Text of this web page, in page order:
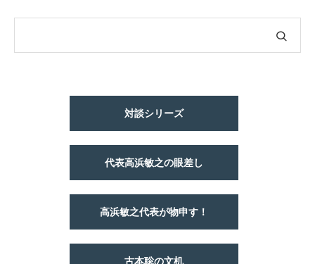
対談シリーズ
代表高浜敏之の眼差し
高浜敏之代表が物申す！
古本聡の文机